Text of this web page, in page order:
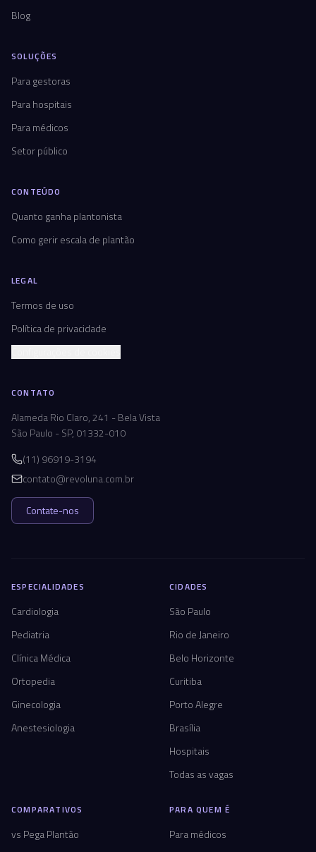
Blog
SOLUÇÕES
Para gestoras
Para hospitais
Para médicos
Setor público
CONTEÚDO
Quanto ganha plantonista
Como gerir escala de plantão
LEGAL
Termos de uso
Política de privacidade
CONTATO
Alameda Rio Claro, 241 - Bela Vista
São Paulo - SP, 01332-010
(11) 96919-3194
contato@revoluna.com.br
Contate-nos
ESPECIALIDADES
Cardiologia
Pediatria
Clínica Médica
Ortopedia
Ginecologia
Anestesiologia
CIDADES
São Paulo
Rio de Janeiro
Belo Horizonte
Curitiba
Porto Alegre
Brasília
Hospitais
Todas as vagas
COMPARATIVOS
vs Pega Plantão
PARA QUEM É
Para médicos